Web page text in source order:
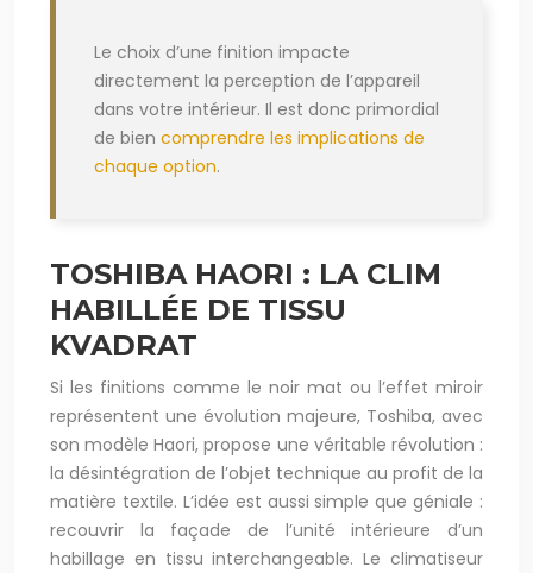
Le choix d’une finition impacte
directement la perception de l’appareil
dans votre intérieur. Il est donc primordial
de bien comprendre les implications de
chaque option.
TOSHIBA HAORI : LA CLIM
HABILLÉE DE TISSU
KVADRAT
Si les finitions comme le noir mat ou l’effet miroir
représentent une évolution majeure, Toshiba, avec
son modèle Haori, propose une véritable révolution :
la désintégration de l’objet technique au profit de la
matière textile. L’idée est aussi simple que géniale :
recouvrir la façade de l’unité intérieure d’un
habillage en tissu interchangeable. Le climatiseur